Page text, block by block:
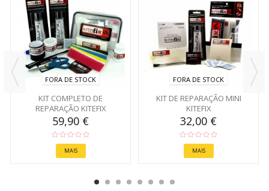
FORA DE STOCK
KIT COMPLETO DE
REPARAÇÃO KITEFIX
59,90 €
MAIS
FORA DE STOCK
KIT DE REPARAÇÃO MINI
KITEFIX
32,00 €
MAIS